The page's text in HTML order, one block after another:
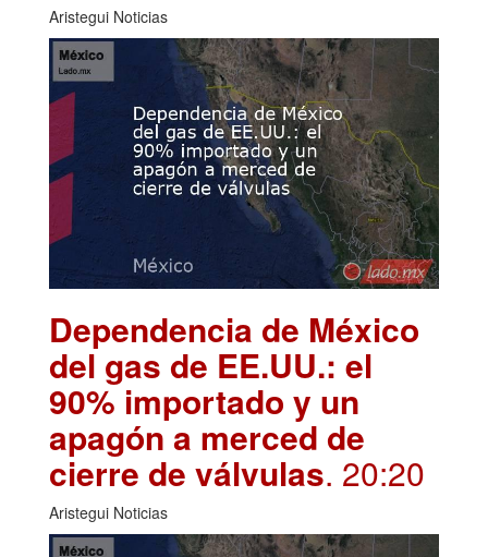
Aristegui Noticias
Dependencia de México
del gas de EE.UU.: el
90% importado y un
apagón a merced de
cierre de válvulas. 20:20
Aristegui Noticias